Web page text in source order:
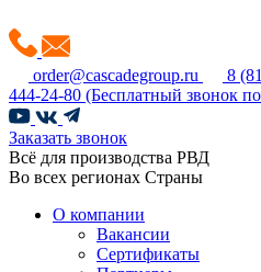
order@cascadegroup.ru 8
444-24-80 (Бесплатный звонок
Заказать звонок
Всё для производства РВД
Во всех регионах Страны
О компании
Вакансии
Сертификаты